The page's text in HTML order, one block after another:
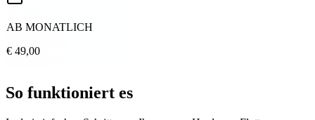
AB MONATLICH
€ 49,00
So funktioniert es